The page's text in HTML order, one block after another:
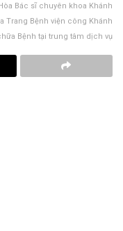
Bác sĩ chuyên khoa Khánh
Trang Bệnh viện công Khánh
Bệnh tại trung tâm dịch vụ